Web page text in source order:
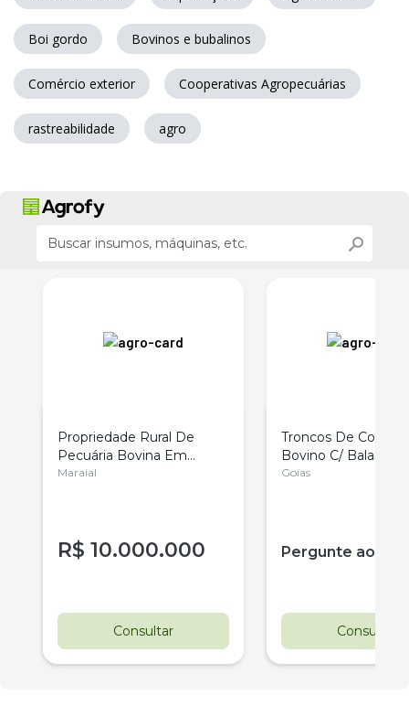
Boi gordo Bovinos e bubalinos
Comércio exterior Cooperativas Agropecuárias
rastreabilidade agro
Propriedade Rural De
Pecuária Bovina Em
Pernambuco
Maraial
R$ 10.000.000
Consultar
Troncos De
Bovino C/ Balança
Eletrônica Brete
Goias
Pergunte ao
Consultar